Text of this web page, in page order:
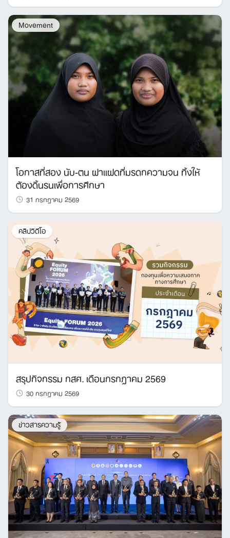
Movement
โอกาสที่สอง นับ-ตน ฝาแฝดที่มรดกความจน ทิ้งให้
ต้องดิ้นรนเพื่อการศึกษา
31 กรกฎาคม 2569
คลิปวิดีโอ
สรุปกิจกรรม กสศ. เดือนกรกฎาคม 2569
30 กรกฎาคม 2569
ข่าวสารความรู้